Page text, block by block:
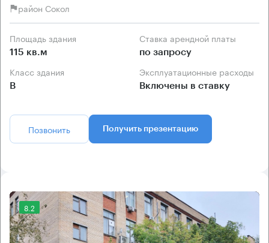
район Сокол
Площадь здания
115 кв.м
Ставка арендной платы
по запросу
Класс здания
B
Эксплуатационные расходы
Включены в ставку
Позвонить Получить презентацию
8.2